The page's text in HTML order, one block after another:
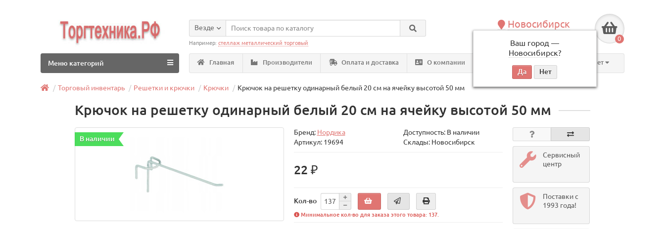
Новосибирск
Ваш город —
Новосибирск?
по будням, с 09:00 до 18:00
0
Везде
Например:стеллаж металлический торговый
Главная Производители Оплата и доставка О компании Личный кабинет
Меню категорий
Торговый инвентарь Решетки и крючки Крючки Крючок на решетку одинарный белый 20 см на ячейку высотой 50 мм
Крючок на решетку одинарный белый 20 см на ячейку высотой 50 мм
В наличии
Бренд: Нордика
Доступность: В наличии
Артикул: 19694
Склады: Новосибирск
22 ₽
Кол-во
Минимальное кол-во для заказа этого товара: 137.
Сервисный
центр
Поставки с
1993 года!